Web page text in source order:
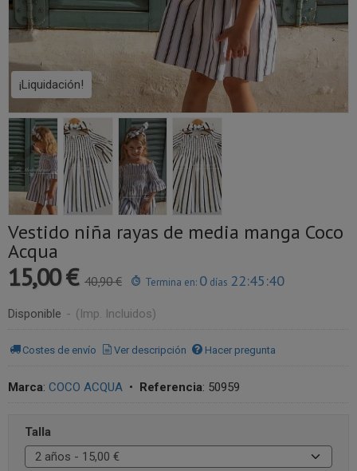
¡Liquidación!
Vestido niña rayas de media manga Coco
Acqua
15,00 € 40,90 € Termina en: 0 días 22:45:40
Disponible - (Imp. Incluidos)
Costes de envío Ver descripción Hacer pregunta
Marca: COCO ACQUA • Referencia: 50959
Talla